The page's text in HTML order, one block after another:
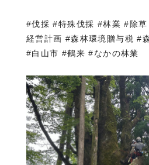
#伐採 #特殊伐採 #林業 #除
経営計画 #森林環境贈与税 #
#白山市 #鶴来 #なかの林業